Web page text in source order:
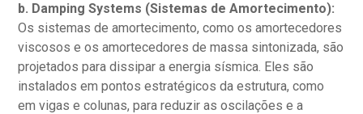
b. Damping Systems (Sistemas de Amortecimento):
Os sistemas de amortecimento, como os amortecedores
viscosos e os amortecedores de massa sintonizada, são
projetados para dissipar a energia sísmica. Eles são
instalados em pontos estratégicos da estrutura, como
em vigas e colunas, para reduzir as oscilações e a